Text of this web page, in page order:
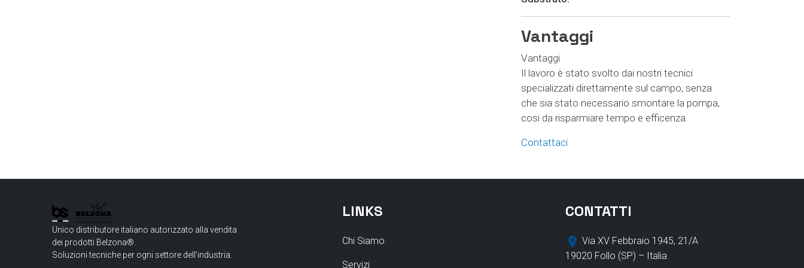
Vantaggi
Vantaggi
Il lavoro è stato svolto dai nostri tecnici
specializzati direttamente sul campo, senza
che sia stato necessario smontare la pompa,
cosi da risparmiare tempo e efficenza
Contattaci
Unico distributore italiano autorizzato alla vendita
dei prodotti Belzona®.
Soluzioni tecniche per ogni settore dell’industria.
LINKS
Chi Siamo
Servizi
CONTATTI
place Via XV Febbraio 1945, 21/A
19020 Follo (SP) – Italia